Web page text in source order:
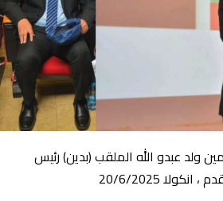
ولد عبدو الله الملقب (بدين) رئيس
20/6/2025